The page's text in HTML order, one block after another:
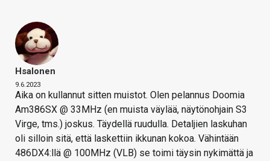
Hsalonen
9.6.2023
Aika on kullannut sitten muistot. Olen pelannus Doomia
Am386SX @ 33MHz (en muista väylää, näytönohjain S3
Virge, tms.) joskus. Täydellä ruudulla. Detaljien laskuhan
oli silloin sitä, että laskettiin ikkunan kokoa. Vähintään
486DX4:llä @ 100MHz (VLB) se toimi täysin nykimättä ja